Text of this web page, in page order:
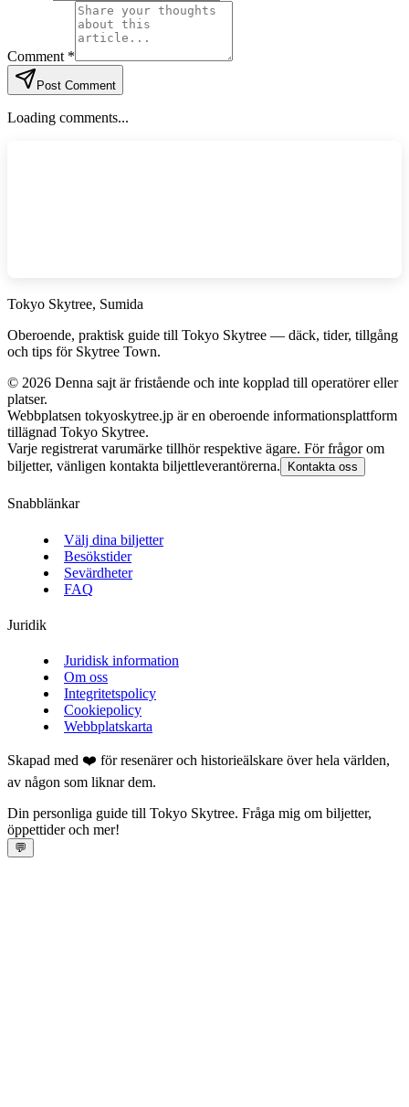
Comment *
Post Comment
Loading comments...
Tokyo Skytree, Sumida
Oberoende, praktisk guide till Tokyo Skytree — däck, tider, tillgång
och tips för Skytree Town.
© 2026 Denna sajt är fristående och inte kopplad till operatörer eller
platser.
Webbplatsen tokyoskytree.jp är en oberoende informationsplattform
tillägnad Tokyo Skytree.
Varje registrerat varumärke tillhör respektive ägare. För frågor om
biljetter, vänligen kontakta biljettleverantörerna.
Kontakta oss
Snabblänkar
Välj dina biljetter
Besökstider
Sevärdheter
FAQ
Juridik
Juridisk information
Om oss
Integritetspolicy
Cookiepolicy
Webbplatskarta
Skapad med ❤️ för resenärer och historieälskare över hela världen,
av någon som liknar dem.
Din personliga guide till Tokyo Skytree. Fråga mig om biljetter,
öppettider och mer!
💬